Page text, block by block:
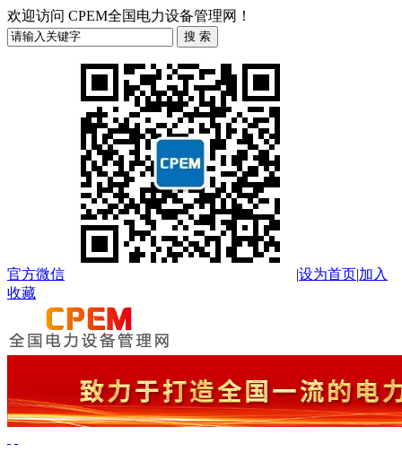
欢迎访问 CPEM全国电力设备管理网！
官方微信 |设为首页|加入
收藏